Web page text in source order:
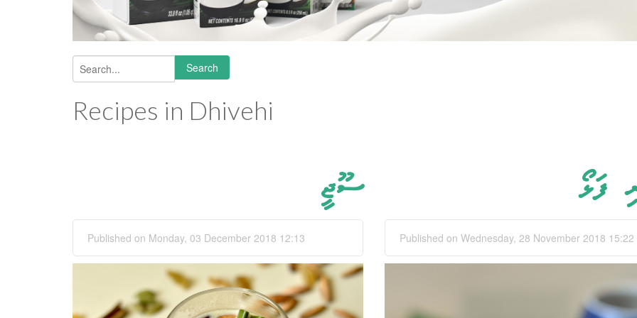
Search form
Search
Recipes in Dhivehi
ސޫޖީ
Published on Monday, 03 December 2018 12:13
ފަޅޯ
Published on Wednesday, 28 November 2018 15:22